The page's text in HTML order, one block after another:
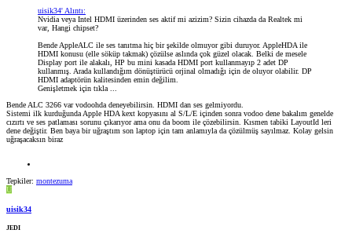
uisik34' Alıntı:
Nvidia veya Intel HDMI üzerinden ses aktif mi azizim? Sizin cihazda da Realtek mi
var, Hangi chipset?
Bende AppleALC ile ses tanıtma hiç bir şekilde olmuyor gibi duruyor. AppleHDA ile
HDMI konusu (elle söküp takmak) çözülse aslında çok güzel olacak. Belki de mesele
Display port ile alakalı, HP bu mini kasada HDMI port kullanmayıp 2 adet DP
kullanmış. Arada kullandığım dönüştürücü orjinal olmadığı için de oluyor olabilir. DP
HDMI adaptörün kalitesinden emin değilim.
Genişletmek için tıkla ...
Bende ALC 3266 var vodoohda deneyebilirsin. HDMI dan ses gelmiyordu.
Sistemi ilk kurduğunda Apple HDA kext kopyasını al S/L/E içinden sonra vodoo dene bakalım genelde
cızırtı ve ses patlaması sorunu çıkarıyor ama onu da boom ile çözebilirsin. Kısmen tabiki LayoutId leri
dene değiştir. Ben baya bir uğraştım son laptop için tam anlamıyla da çözülmüş sayılmaz. Kolay gelsin
uğraşacaksın biraz
Tepkiler: montezuma
U
uisik34
JEDI